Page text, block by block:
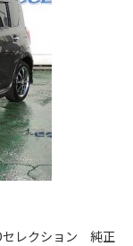
レクション 純正